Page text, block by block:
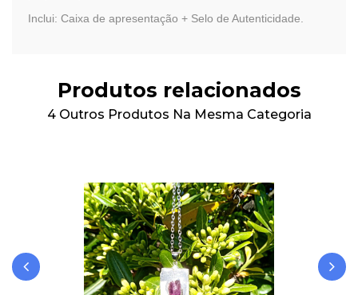
Inclui: Caixa de apresentação + Selo de Autenticidade.
Produtos relacionados
4 Outros Produtos Na Mesma Categoria